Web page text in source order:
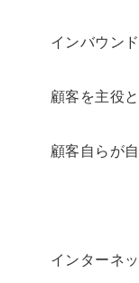
インバウン
顧客を主役
顧客自らが
インターネ